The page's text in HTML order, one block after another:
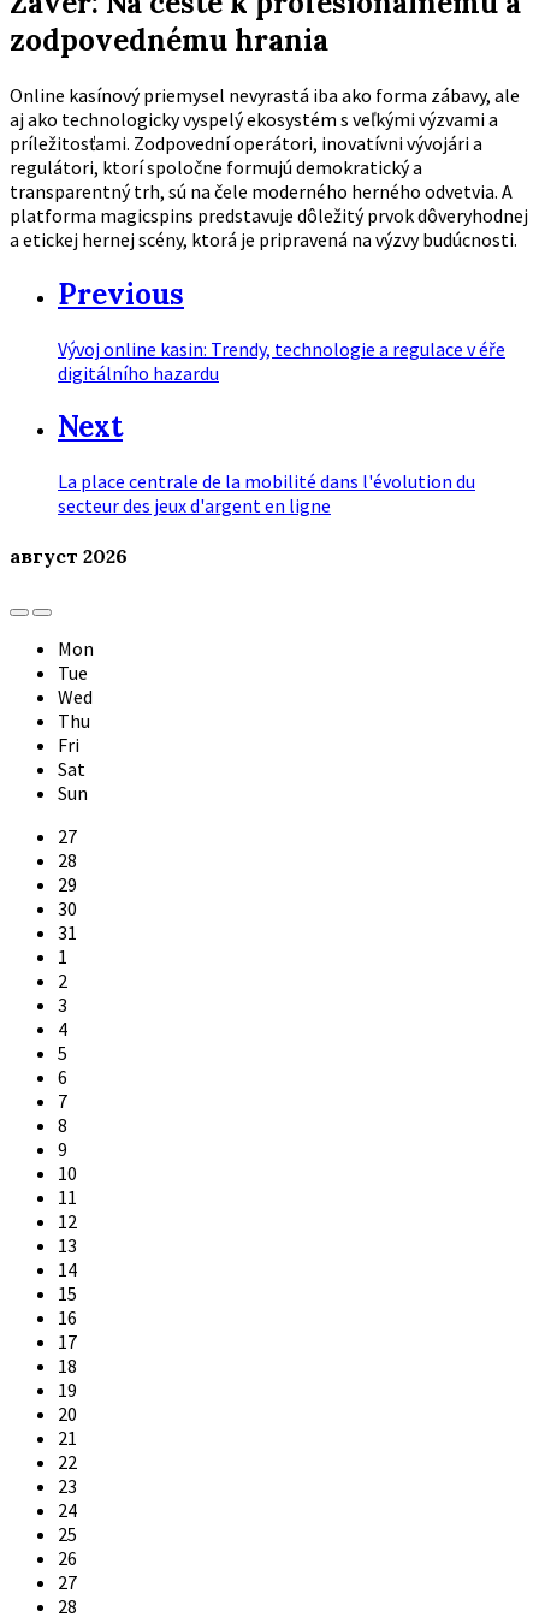
zodpovednému hrania
Online kasínový priemysel nevyrastá iba ako forma zábavy, ale
aj ako technologicky vyspelý ekosystém s veľkými výzvami a
príležitosťami. Zodpovední operátori, inovatívni vývojári a
regulátori, ktorí spoločne formujú demokratický a
transparentný trh, sú na čele moderného herného odvetvia. A
platforma magicspins predstavuje dôležitý prvok dôveryhodnej
a etickej hernej scény, ktorá je pripravená na výzvy budúcnosti.
Previous
Vývoj online kasin: Trendy, technologie a regulace v éře
digitálního hazardu
Next
La place centrale de la mobilité dans l'évolution du
secteur des jeux d'argent en ligne
август 2026
Previous
Month
Next
Month
Mon
Tue
Wed
Thu
Fri
Sat
Sun
Skip
calendar
days
27
28
29
30
31
1
2
3
4
5
6
7
8
9
10
11
12
13
14
15
16
17
18
19
20
21
22
23
24
25
26
27
28